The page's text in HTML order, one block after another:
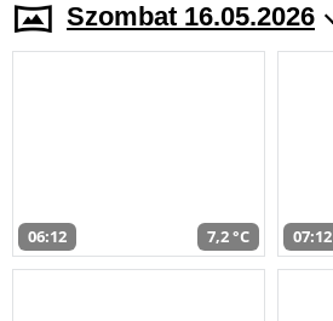
Szombat 16.05.2026
06:12 7,2 °C 07:12